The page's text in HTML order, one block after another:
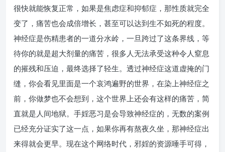
很快就能恢复正常，如果是焦虑症和抑郁症，那性质就完全
变了，痛苦也会成倍增长，甚至可以达到生不如死的程度。
神经症是伤精患者的一道分水岭，一旦跨过了这条界线，等
待你的就是超大剂量的痛苦，很多人无法承受这种令人窒息
的摧残和压迫，最终选择了轻生。透过神经症这道虚掩的门
缝，你会看见里面是一个哀鸿遍野的世界，在染上神经症之
前，你做梦也不会想到，这个世界上还会有这样的痛苦，简
直就是人间地狱。手婬恶习是会导致神经症的，无数的案例
已经充分证实了这一点，如果你再有熬夜久坐，那神经症出
来得就会更早。现在这个网络时代，邪婬的资源唾手可得，